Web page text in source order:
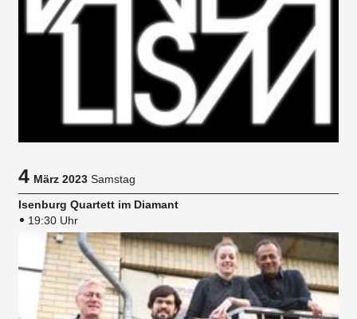
4März 2023 Samstag
Isenburg Quartett im Diamant
19:30 Uhr